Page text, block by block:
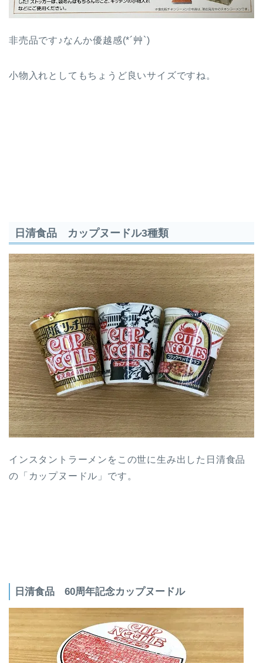
非売品です♪なんか優越感(*´艸`)
小物入れとしてもちょうど良いサイズですね。
日清食品 カップヌードル3種類
インスタントラーメンをこの世に生み出した日清食品
の「カップヌードル」です。
日清食品 60周年記念カップヌードル